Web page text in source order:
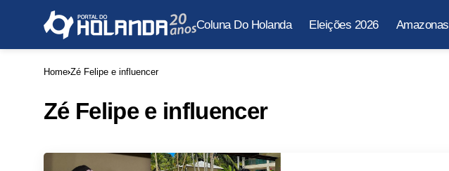
Coluna Do Holanda Eleições 2026 Amazonas
Home Zé Felipe e influencer
Zé Felipe e influencer